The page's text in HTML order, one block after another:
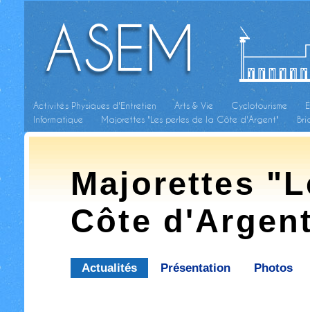
ASEM
Activités Physiques d'Entretien Arts & Vie Cyclotourisme
Informatique
Majorettes "Les perles de la Côte d'Argent"
Majorettes
Côte
Actualités Présentation Photos